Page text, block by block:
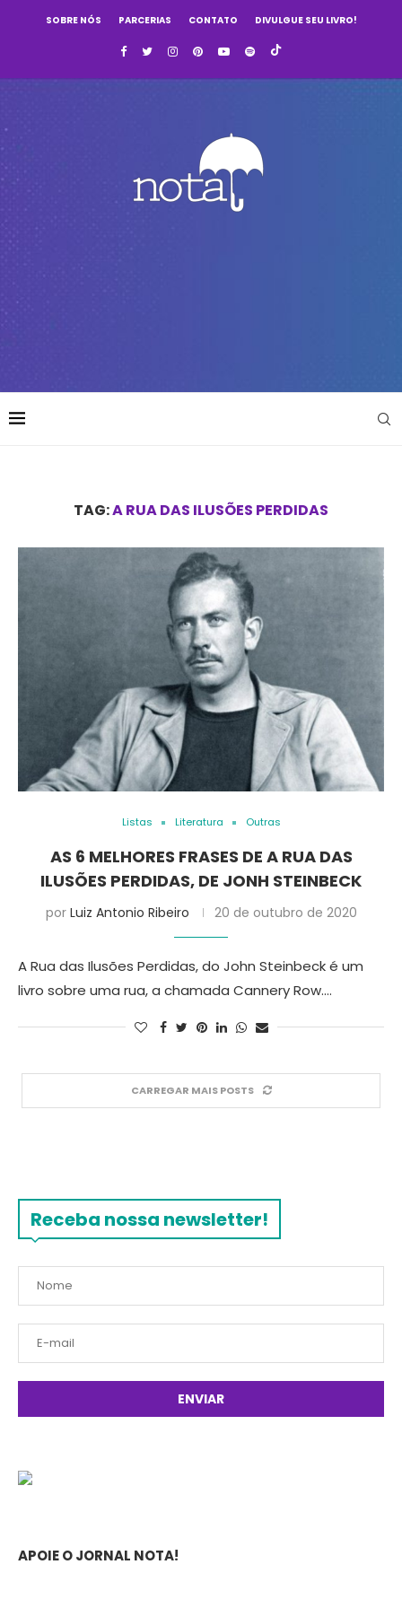
SOBRE NÓS PARCERIAS CONTATO DIVULGUE SEU LIVRO!
TAG:A RUA DAS ILUSÕES PERDIDAS
Listas Literatura Outras
AS 6 MELHORES FRASES DE A RUA DAS
ILUSÕES PERDIDAS, DE JONH STEINBECK
por Luiz Antonio Ribeiro 20 de outubro de 2020
A Rua das Ilusões Perdidas, do John Steinbeck é um
livro sobre uma rua, a chamada Cannery Row.…
CARREGAR MAIS POSTS
Receba nossa newsletter!
APOIE O JORNAL NOTA!